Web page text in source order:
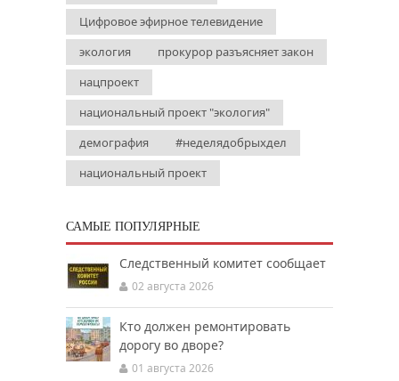
Цифровое эфирное телевидение
экология
прокурор разъясняет закон
нацпроект
национальный проект "экология"
демография
#неделядобрыхдел
национальный проект
САМЫЕ ПОПУЛЯРНЫЕ
Следственный комитет сообщает
02 августа 2026
Кто должен ремонтировать
дорогу во дворе?
01 августа 2026